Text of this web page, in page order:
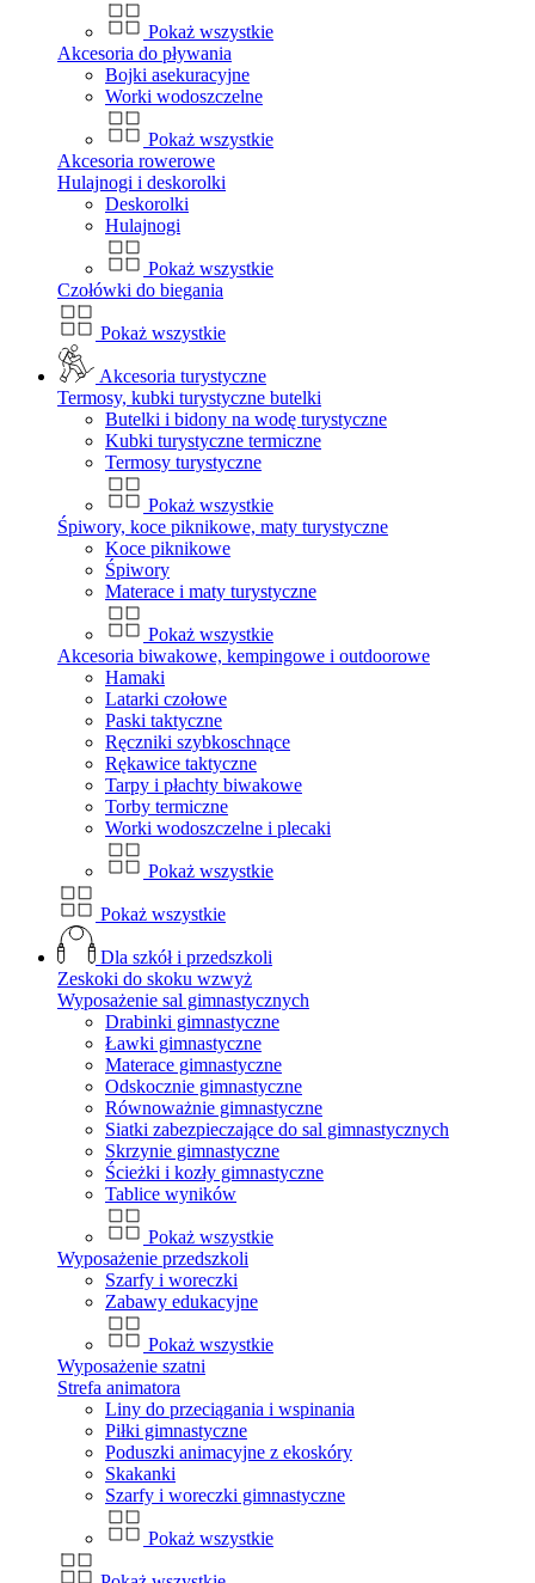
Pokaż wszystkie
Akcesoria do pływania
Bojki asekuracyjne
Worki wodoszczelne
Pokaż wszystkie
Akcesoria rowerowe
Hulajnogi i deskorolki
Deskorolki
Hulajnogi
Pokaż wszystkie
Czołówki do biegania
Pokaż wszystkie
Akcesoria turystyczne
Termosy, kubki turystyczne butelki
Butelki i bidony na wodę turystyczne
Kubki turystyczne termiczne
Termosy turystyczne
Pokaż wszystkie
Śpiwory, koce piknikowe, maty turystyczne
Koce piknikowe
Śpiwory
Materace i maty turystyczne
Pokaż wszystkie
Akcesoria biwakowe, kempingowe i outdoorowe
Hamaki
Latarki czołowe
Paski taktyczne
Ręczniki szybkoschnące
Rękawice taktyczne
Tarpy i płachty biwakowe
Torby termiczne
Worki wodoszczelne i plecaki
Pokaż wszystkie
Pokaż wszystkie
Dla szkół i przedszkoli
Zeskoki do skoku wzwyż
Wyposażenie sal gimnastycznych
Drabinki gimnastyczne
Ławki gimnastyczne
Materace gimnastyczne
Odskocznie gimnastyczne
Równoważnie gimnastyczne
Siatki zabezpieczające do sal gimnastycznych
Skrzynie gimnastyczne
Ścieżki i kozły gimnastyczne
Tablice wyników
Pokaż wszystkie
Wyposażenie przedszkoli
Szarfy i woreczki
Zabawy edukacyjne
Pokaż wszystkie
Wyposażenie szatni
Strefa animatora
Liny do przeciągania i wspinania
Piłki gimnastyczne
Poduszki animacyjne z ekoskóry
Skakanki
Szarfy i woreczki gimnastyczne
Pokaż wszystkie